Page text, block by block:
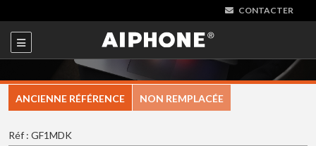
CONTACTER
ANCIENNE RÉFÉRENCE NON REMPLACÉE
Réf : GF1MDK